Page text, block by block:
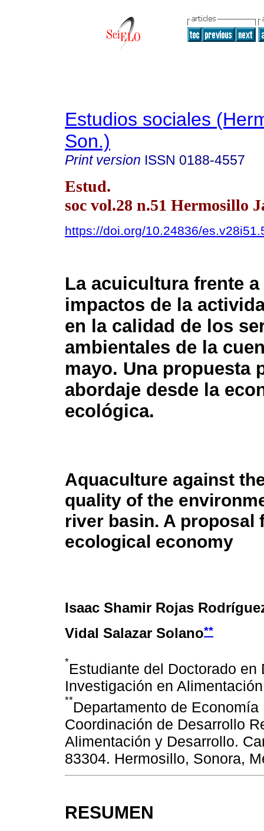
Estudios sociales
Son.)
Print version ISSN 0188-4557
Estud.
soc vol.28 n.51 Hermosillo
https://doi.org/10.24836/
La acuicultura frente
impactos de la
en la calidad de los
ambientales de la
mayo. Una propuesta
abordaje desde la
ecológica.
Aquaculture against
quality of the
river basin. A
ecological economy
Isaac Shamir Rojas
Vidal Salazar Solano**
*Estudiante del Doctorado
Investigación en
**Departamento de
Coordinación de Desarrollo
Alimentación y Desarrollo.
83304. Hermosillo, Sonora,
RESUMEN